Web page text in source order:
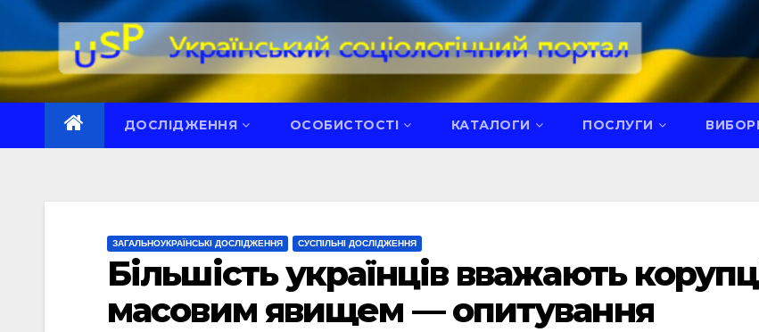
Перейти
вмісту
ДОСЛІДЖЕННЯ ОСОБИСТОСТІ КАТАЛОГИ ПОСЛУГИ
ЗАГАЛЬНОУКРАЇНСЬКІ ДОСЛІДЖЕННЯ СУСПІЛЬНІ ДОСЛІДЖЕННЯ
Більшість українців вважають
масовим явищем — опитування